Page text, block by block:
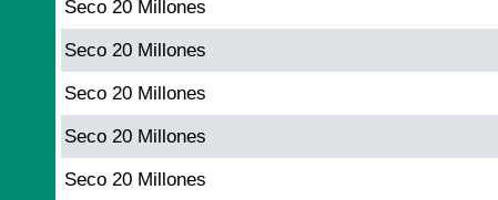
Seco 20 Millones
Seco 20 Millones
Seco 20 Millones
Seco 20 Millones
Seco 20 Millones